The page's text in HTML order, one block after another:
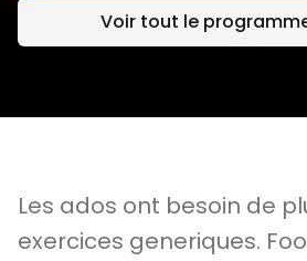
Voir tout le
Les ados ont besoin de
exercices generiques.